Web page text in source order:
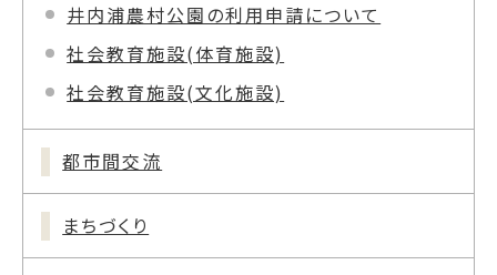
井内浦農村公園の利用申請について
社会教育施設(体育施設)
社会教育施設(文化施設)
都市間交流
まちづくり